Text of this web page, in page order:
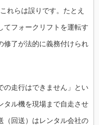
れらは誤りです。たとえ
てフォークリフトを運転す
修了が法的に義務付けられ
の走行はできません」とい
タル機を現場まで自走させ
（回送）はレンタル会社の